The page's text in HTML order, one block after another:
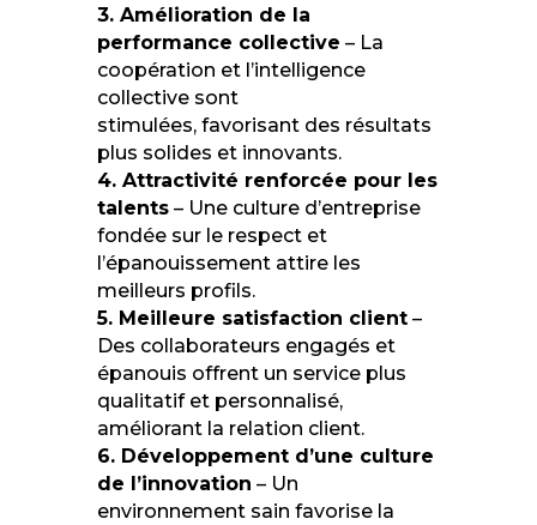
3. Amélioration de la
performance collective – La
coopération et l’intelligence
collective sont
stimulées, favorisant des résultats
plus solides et innovants.
4. Attractivité renforcée pour les
talents– Une culture d’entreprise
fondée sur le respect et
l’épanouissement attire les
meilleurs profils.
5. Meilleure satisfaction client–
Des collaborateurs engagés et
épanouis offrent un service plus
qualitatif et personnalisé,
améliorant la relation client.
6. Développement d’une culture
de l’innovation – Un
environnement sain favorise la